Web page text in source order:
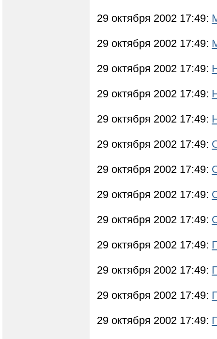
29 октября 2002 17:49:
29 октября 2002 17:49:
29 октября 2002 17:49:
29 октября 2002 17:49:
29 октября 2002 17:49:
29 октября 2002 17:49:
29 октября 2002 17:49:
29 октября 2002 17:49:
29 октября 2002 17:49:
29 октября 2002 17:49:
29 октября 2002 17:49:
29 октября 2002 17:49:
29 октября 2002 17:49: